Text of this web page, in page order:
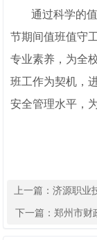
通过科学的
节期间值班值守
专业素养，为全
班工作为契机，
安全管理水平，
上一篇：济源职业
下一篇： 郑州市财